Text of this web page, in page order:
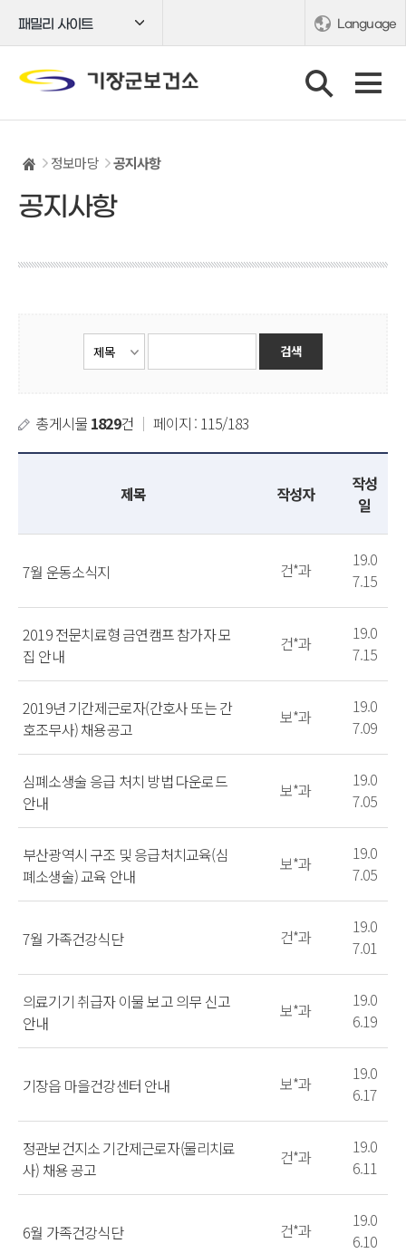
패밀리 사이트 Language
정보마당 공지사항
공지사항
총게시물 1829건 ｜ 페이지 : 115/183
제목 작성자
작성
일
7월 운동소식지 건*과
19.0
7.15
2019 전문치료형 금연캠프 참가자 모
집 안내
건*과
19.0
7.15
2019년 기간제근로자(간호사 또는 간
호조무사) 채용공고
보*과
19.0
7.09
심폐소생술 응급 처치 방법 다운로드
안내
보*과
19.0
7.05
부산광역시 구조 및 응급처치교육(심
폐소생술) 교육 안내
보*과
19.0
7.05
7월 가족건강식단 건*과
19.0
7.01
의료기기 취급자 이물 보고 의무 신고
안내
보*과
19.0
6.19
기장읍 마을건강센터 안내 보*과
19.0
6.17
정관보건지소 기간제근로자(물리치료
사) 채용 공고
건*과
19.0
6.11
6월 가족건강식단 건*과
19.0
6.10